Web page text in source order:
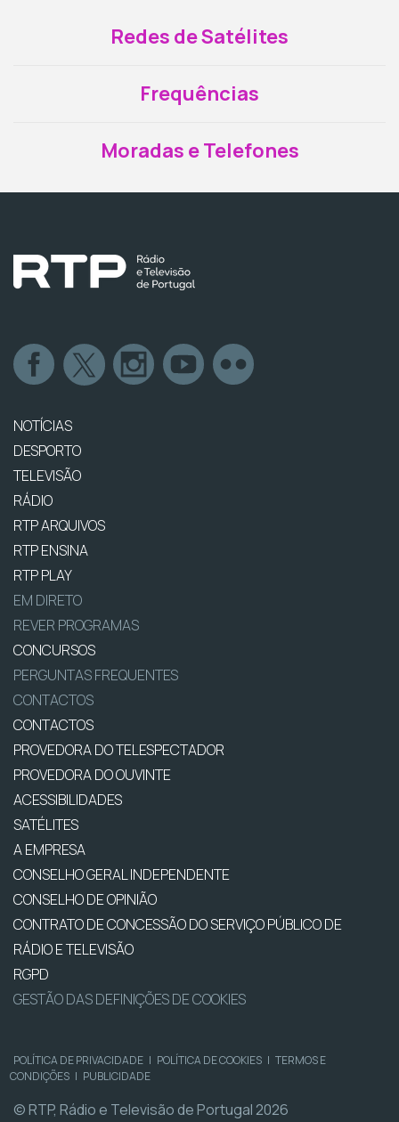
Redes de Satélites
Frequências
Moradas e Telefones
NOTÍCIAS
DESPORTO
TELEVISÃO
RÁDIO
RTP ARQUIVOS
RTP ENSINA
RTP PLAY
EM DIRETO
REVER PROGRAMAS
CONCURSOS
PERGUNTAS FREQUENTES
CONTACTOS
CONTACTOS
PROVEDORA DO TELESPECTADOR
PROVEDORA DO OUVINTE
ACESSIBILIDADES
SATÉLITES
A EMPRESA
CONSELHO GERAL INDEPENDENTE
CONSELHO DE OPINIÃO
CONTRATO DE CONCESSÃO DO SERVIÇO PÚBLICO DE
RÁDIO E TELEVISÃO
RGPD
GESTÃO DAS DEFINIÇÕES DE COOKIES
POLÍTICA DE PRIVACIDADE | POLÍTICA DE COOKIES | TERMOS E
CONDIÇÕES | PUBLICIDADE
© RTP, Rádio e Televisão de Portugal 2026